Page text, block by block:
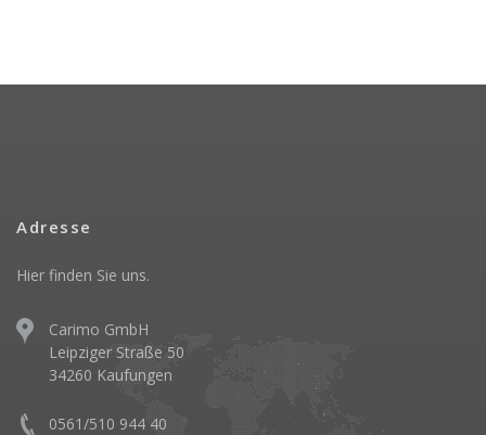
Adresse
Hier finden Sie uns.
Carimo GmbH
Leipziger Straße 50
34260 Kaufungen
0561/510 944 40